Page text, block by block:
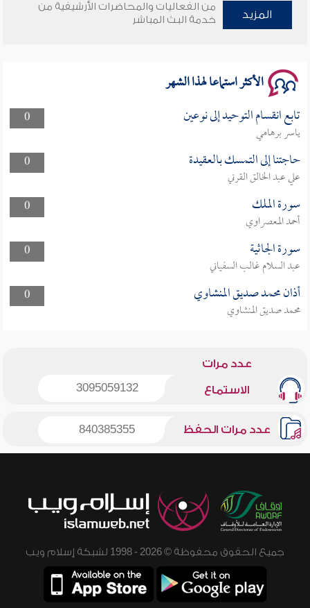
وأمنهم من خوف 9
المزيد
من الفعاليات والمحاضرات الأرشيفية من
خدمة البث المباشر
الأكثر استماعا لهذا الشهر
0 تابع انقسام التوحيد إلى نوعين
ياسر برهامي
0
حاجتنا إلى التمسك بالعقيدة
علي عبد الخالق القرني
0
سورة الملك
أحمد المعصراوي
0
سورة الجاثية
عبد السلام غالب السفياني
0
أذان محمد صديق المنشاوي
محمد صديق المنشاوي
عدد مرات
الاستماع 3095059132
عدد مرات الحفظ 840385355
جميع الحقوق محفوظة © 2026 - 1998 لشبكة إسلام ويب